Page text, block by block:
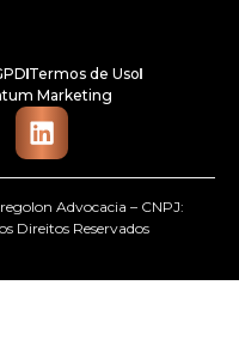
Termos de Uso
Marketing
Advocacia – CNPJ:
Direitos Reservados